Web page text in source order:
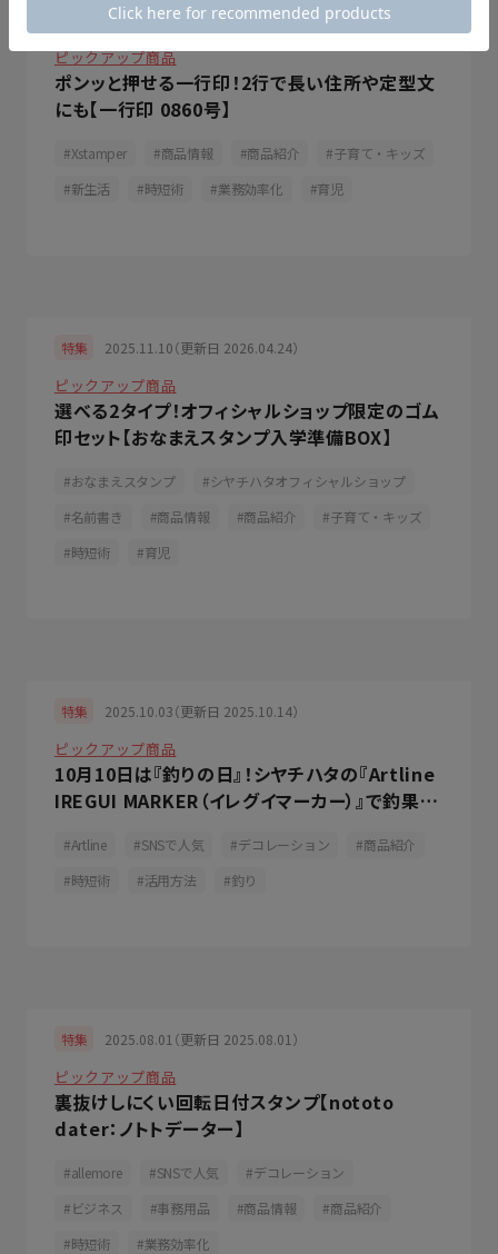
2025.12.01（更新日 2026.03.19）
ピックアップ商品
ポンッと押せる一行印！2行で長い住所や定型文
にも【一行印 0860号】
Xstamper 商品情報 商品紹介
子育て・キッズ
新生活
時短術 業務効率化 育児
特集 2025.11.10（更新日 2026.04.24）
ピックアップ商品
選べる2タイプ！オフィシャルショップ限定のゴム
印セット【おなまえスタンプ入学準備BOX】
おなまえスタンプ
シヤチハタオフィシャルショップ
名前書き
商品情報 商品紹介
子育て・キッズ
時短術
育児
特集 2025.10.03（更新日 2025.10.14）
ピックアップ商品
10月10日は『釣りの日』！シヤチハタの『Artline
IREGUI MARKER（イレグイマーカー）』で釣果を
Artline SNSで人気 デコレーション
商品紹介
時短術
活用方法 釣り
特集 2025.08.01（更新日 2025.08.01）
ピックアップ商品
裏抜けしにくい回転日付スタンプ【nototo
dater：ノトトデーター】
allemore SNSで人気
デコレーション
ビジネス
事務用品 商品情報
商品紹介
時短術
業務効率化